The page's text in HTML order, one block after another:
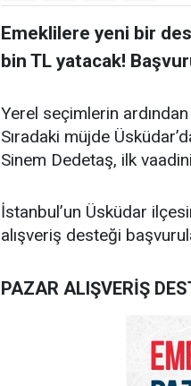
Emeklilere yeni bir
bin TL yatacak!
Yerel seçimlerin
Sıradaki müjde
Sinem Dedetaş, ilk
İstanbul’un Üsküdar
alışveriş desteği
PAZAR ALIŞVERİŞ